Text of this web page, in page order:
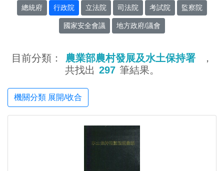
總統府 行政院 立法院 司法院 考試院 監察院
國家安全會議 地方政府/議會
目前分類： 農業部農村發展及水土保持署
，
共找出 297 筆結果。
機關分類 展開/收合